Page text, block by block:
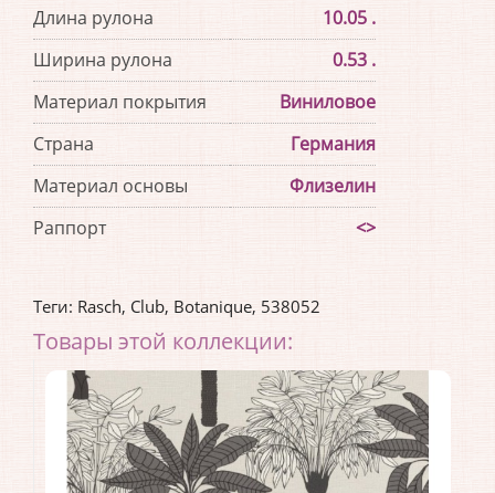
Длина рулона
10.05 .
Ширина рулона
0.53 .
Материал покрытия
Виниловое
Страна
Германия
Материал основы
Флизелин
Раппорт
<>
Теги: Rasch, Club, Botanique, 538052
Товары этой коллекции: